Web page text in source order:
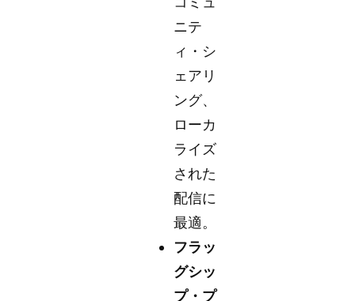
ニテ
ィ・シ
ェアリ
ング、
ローカ
ライズ
された
配信に
最適。
フラッ
グシッ
プ・プ